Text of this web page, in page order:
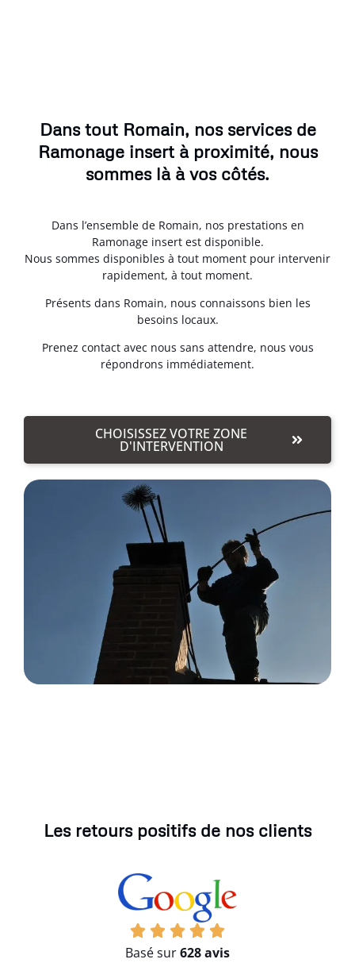
Dans tout Romain, nos services de
Ramonage insert à proximité, nous
sommes là à vos côtés.
Dans l’ensemble de Romain, nos prestations en
Ramonage insert est disponible.
Nous sommes disponibles à tout moment pour intervenir
rapidement, à tout moment.
Présents dans Romain, nous connaissons bien les
besoins locaux.
Prenez contact avec nous sans attendre, nous vous
répondrons immédiatement.
CHOISISSEZ VOTRE ZONE
D'INTERVENTION
Les retours positifs de nos clients
Basé sur628 avis